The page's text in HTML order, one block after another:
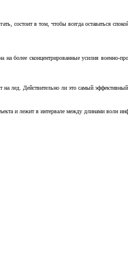
состоит в том, чтобы всегда оставаться
на более сконцентрированные усилия
лед. Действительно ли это самый
и лежит в интервале между длинами волн